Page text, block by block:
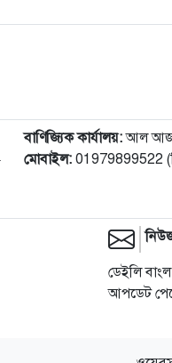
বাণিজ্যিক কার্যালয়:আল
মোবাইল:01979899522
ডেইলি
আপডেট